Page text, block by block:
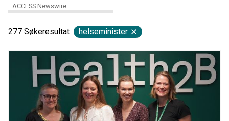
ACCESS Newswire
277 Søkeresultat helseminister